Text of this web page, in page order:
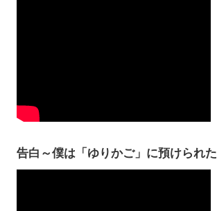
告白～僕は「ゆりかご」に預けられた